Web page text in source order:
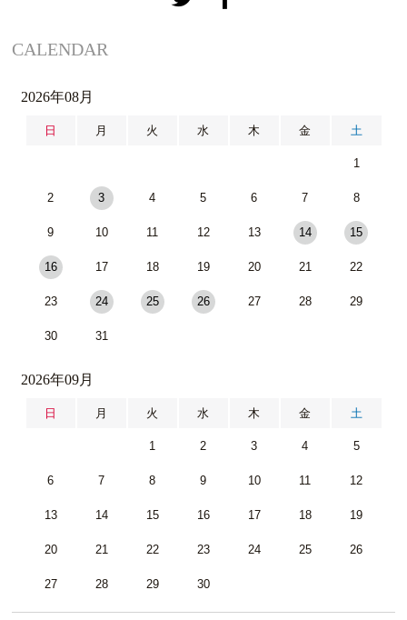
CALENDAR
2026年08月
日 月 火 水 木 金 土
1
2 3 4 5 6 7 8
9 10 11 12 13 14 15
16 17 18 19 20 21 22
23 24 25 26 27 28 29
30 31
2026年09月
日 月 火 水 木 金 土
1 2 3 4 5
6 7 8 9 10 11 12
13 14 15 16 17 18 19
20 21 22 23 24 25 26
27 28 29 30